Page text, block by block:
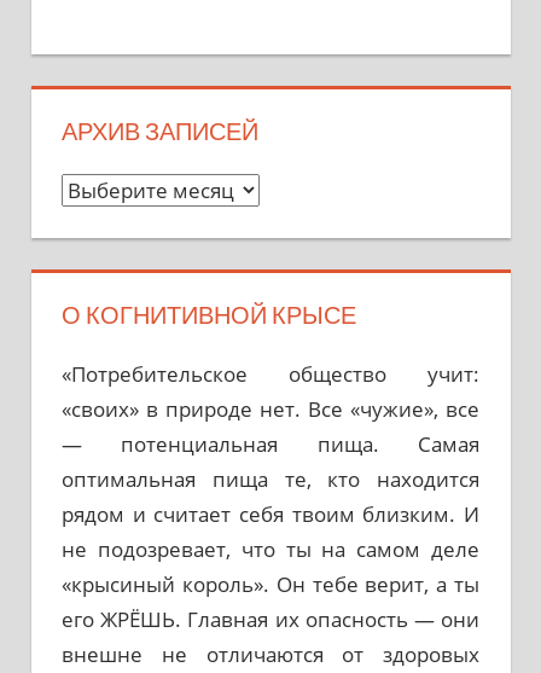
АРХИВ ЗАПИСЕЙ
А
в
з
а
и
с
е
й
О КОГНИТИВНОЙ КРЫСЕ
«Потребительское общество учит:
«своих» в природе нет. Все «чужие», все
— потенциальная пища. Самая
оптимальная пища те, кто находится
рядом и считает себя твоим близким. И
не подозревает, что ты на самом деле
«крысиный король». Он тебе верит, а ты
его ЖРЁШЬ. Главная их опасность — они
внешне не отличаются от здоровых